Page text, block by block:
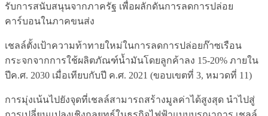
รับการสนับสนุนจากภาครัฐ เพื่อผลักดันการลดการปล่อย
คาร์บอนในภาคขนส่ง
เชลล์ตั้งเป้าความท้าทายใหม่ในการลดการปล่อยก๊าซเรือน
กระจกจากการใช้ผลิตภัณฑ์น้ำมันโดยลูกค้าลง 15-20% ภายใน
ปีค.ศ. 2030 เมื่อเทียบกับปี ค.ศ. 2021 (ขอบเขตที่ 3, หมวดที่ 11)
การมุ่งเน้นไปยังจุดที่เชลล์สามารถสร้างมูลค่าได้สูงสุด นำไปสู่